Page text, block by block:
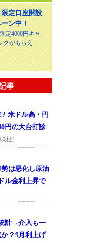
限定口座開設
ン中！
定4000円キャ
クがもらえ
事
米ドル高・円
円の大台打診
杜）
は悪化し原油
ル金利上昇で
計→介入も一
？9月利上げ